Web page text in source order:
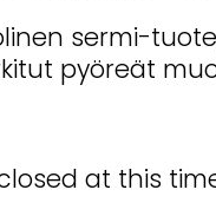
sermi-
pyöreät
at this